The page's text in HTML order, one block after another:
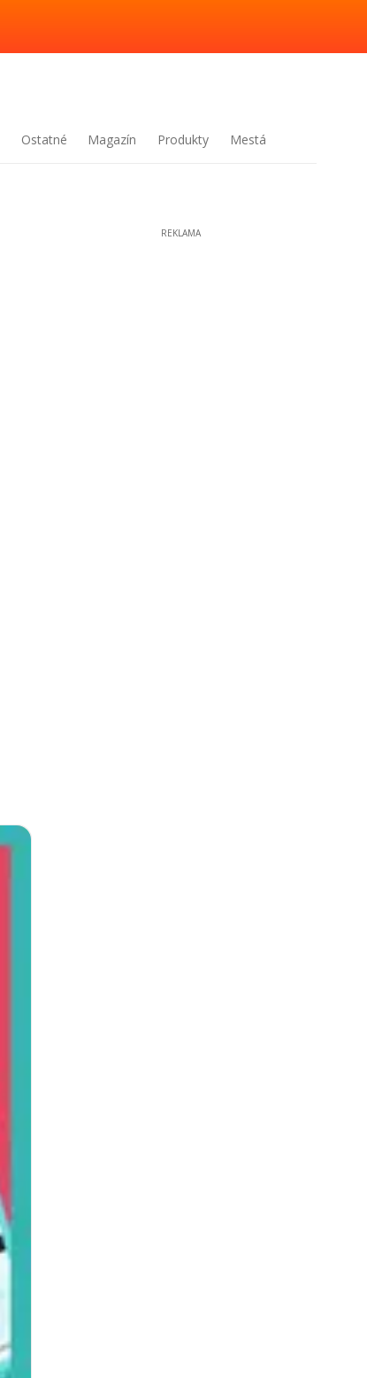
Ostatné Magazín Produkty Mestá
REKLAMA